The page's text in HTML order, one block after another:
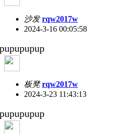
沙发 rqw2017w
2024-3-16 00:05:58
板凳 rqw2017w
2024-3-23 11:43:13